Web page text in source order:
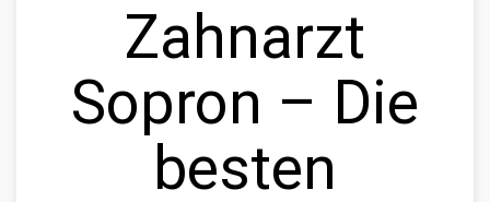
Zahnarzt
Sopron – Die
besten